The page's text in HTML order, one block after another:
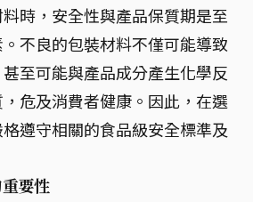
時，安全性與產品保質期是至
不良的包裝材料不僅可能導致
至可能與產品成分產生化學反
危及消費者健康。因此，在選
遵守相關的食品級安全標準及
要性